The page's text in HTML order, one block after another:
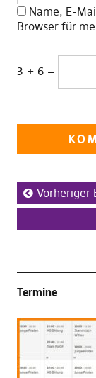
Name, E-
Browser für
3 + 6 =
Vorheriger
Termine